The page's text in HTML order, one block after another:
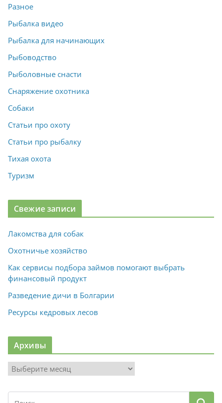
Разное
Рыбалка видео
Рыбалка для начинающих
Рыбоводство
Рыболовные снасти
Снаряжение охотника
Собаки
Статьи про охоту
Статьи про рыбалку
Тихая охота
Туризм
Свежие записи
Лакомства для собак
Охотничье хозяйство
Как сервисы подбора займов помогают выбрать
финансовый продукт
Разведение дичи в Болгарии
Ресурсы кедровых лесов
Архивы
х